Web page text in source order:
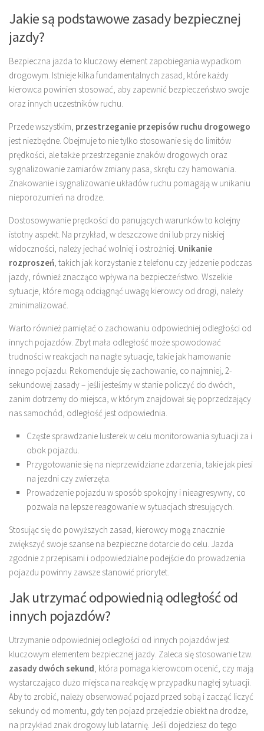
Jakie są podstawowe zasady bezpiecznej
jazdy?
Bezpieczna jazda to kluczowy element zapobiegania wypadkom
drogowym. Istnieje kilka fundamentalnych zasad, które każdy
kierowca powinien stosować, aby zapewnić bezpieczeństwo swoje
oraz innych uczestników ruchu.
Przede wszystkim, przestrzeganie przepisów ruchu drogowego
jest niezbędne. Obejmuje to nie tylko stosowanie się do limitów
prędkości, ale także przestrzeganie znaków drogowych oraz
sygnalizowanie zamiarów zmiany pasa, skrętu czy hamowania.
Znakowanie i sygnalizowanie układów ruchu pomagają w unikaniu
nieporozumień na drodze.
Dostosowywanie prędkości do panujących warunków to kolejny
istotny aspekt. Na przykład, w deszczowe dni lub przy niskiej
widoczności, należy jechać wolniej i ostrożniej. Unikanie
rozproszeń , takich jak korzystanie z telefonu czy jedzenie podczas
jazdy, również znacząco wpływa na bezpieczeństwo. Wszelkie
sytuacje, które mogą odciągnąć uwagę kierowcy od drogi, należy
zminimalizować.
Warto również pamiętać o zachowaniu odpowiedniej odległości od
innych pojazdów. Zbyt mała odległość może spowodować
trudności w reakcjach na nagłe sytuacje, takie jak hamowanie
innego pojazdu. Rekomenduje się zachowanie, co najmniej, 2-
sekundowej zasady – jeśli jesteśmy w stanie policzyć do dwóch,
zanim dotrzemy do miejsca, w którym znajdował się poprzedzający
nas samochód, odległość jest odpowiednia.
Częste sprawdzanie lusterek w celu monitorowania sytuacji za i
obok pojazdu.
Przygotowanie się na nieprzewidziane zdarzenia, takie jak piesi
na jezdni czy zwierzęta.
Prowadzenie pojazdu w sposób spokojny i nieagresywny, co
pozwala na lepsze reagowanie w sytuacjach stresujących.
Stosując się do powyższych zasad, kierowcy mogą znacznie
zwiększyć swoje szanse na bezpieczne dotarcie do celu. Jazda
zgodnie z przepisami i odpowiedzialne podejście do prowadzenia
pojazdu powinny zawsze stanowić priorytet.
Jak utrzymać odpowiednią odległość od
innych pojazdów?
Utrzymanie odpowiedniej odległości od innych pojazdów jest
kluczowym elementem bezpiecznej jazdy. Zaleca się stosowanie tzw.
zasady dwóch sekund , która pomaga kierowcom ocenić, czy mają
wystarczająco dużo miejsca na reakcję w przypadku nagłej sytuacji.
Aby to zrobić, należy obserwować pojazd przed sobą i zacząć liczyć
sekundy od momentu, gdy ten pojazd przejedzie obiekt na drodze,
na przykład znak drogowy lub latarnię. Jeśli dojedziesz do tego